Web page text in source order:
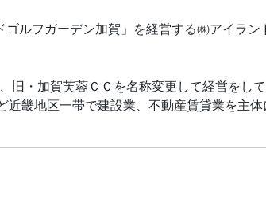
ルフガーデン加賀」を経営する㈱アイラン
・加賀芙蓉ＣＣを名称変更して経営をして
畿地区一帯で建設業、不動産賃貸業を主体